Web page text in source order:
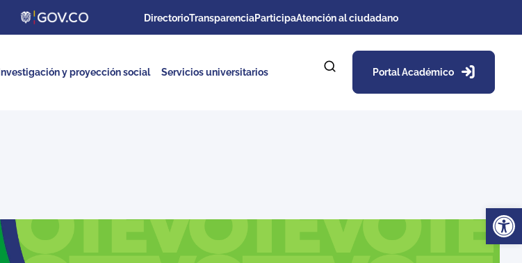
DirectorioTransparenciaParticipaAtención al ciudadano
Investigación y proyección social Servicios universitarios Portal Académico